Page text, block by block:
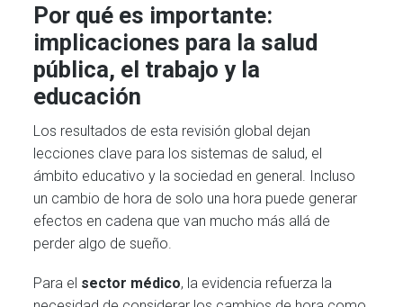
Por qué es importante:
implicaciones para la salud
pública, el trabajo y la
educación
Los resultados de esta revisión global dejan
lecciones clave para los sistemas de salud, el
ámbito educativo y la sociedad en general. Incluso
un cambio de hora de solo una hora puede generar
efectos en cadena que van mucho más allá de
perder algo de sueño.
Para el sector médico, la evidencia refuerza la